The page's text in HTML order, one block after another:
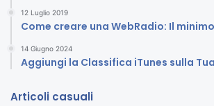
12 Luglio 2019
Come creare una WebRadio: Il
14 Giugno 2024
Aggiungi la Classifica iTunes sulla
Articoli casuali